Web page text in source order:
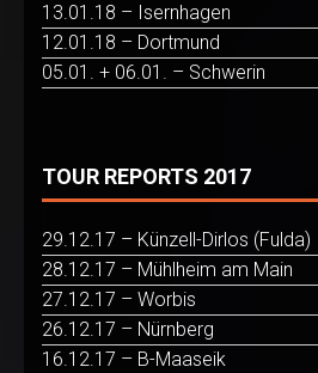
13.01.18 – Isernhagen
12.01.18 – Dortmund
05.01. + 06.01. – Schwerin
TOUR REPORTS 2017
29.12.17 – Künzell-Dirlos (Fulda)
28.12.17 – Mühlheim am Main
27.12.17 – Worbis
26.12.17 – Nürnberg
16.12.17 – B-Maaseik